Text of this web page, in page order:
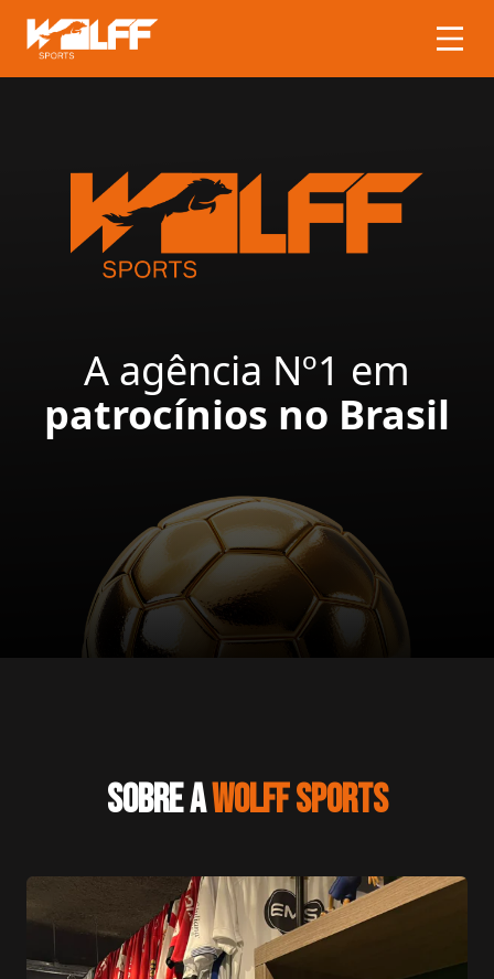
A agência Nº1 em
patrocínios no Brasil
SOBRE AWOLFF SPORTS